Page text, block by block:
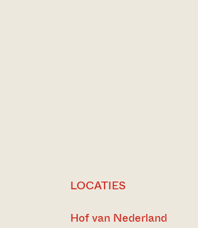
LOCATIES
Hof van Nederland